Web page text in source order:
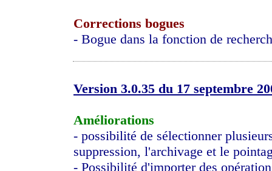
Corrections bogues
- Bogue dans la fonction de
Version 3.0.35 du 17 septembre
Améliorations
- possibilité de sélectionner
suppression, l'archivage et le
- Possibilité d'importer des